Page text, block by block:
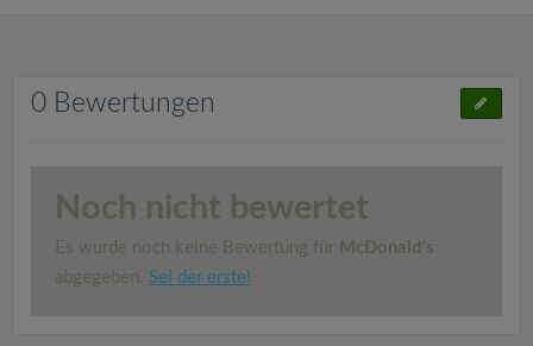
0 Bewertungen
Noch nicht bewertet
Es wurde noch keine Bewertung für McDonald's
abgegeben. Sei der erste!